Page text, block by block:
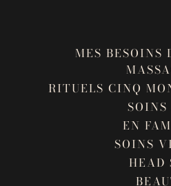
MES BESOINS
RITUELS CINQ
SOINS
EN
SOINS
HEAD